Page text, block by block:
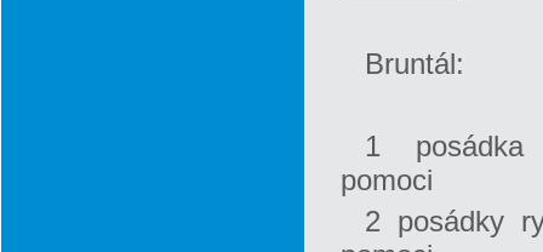
Bruntál:
1 posádka
pomoci
2 posádky